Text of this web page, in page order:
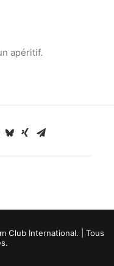
apéritif.
Club International. | Tous